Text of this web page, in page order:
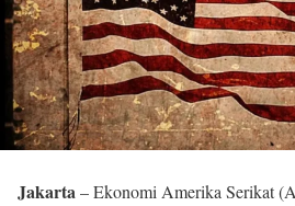
Jakarta– Ekonomi Amerika Serikat